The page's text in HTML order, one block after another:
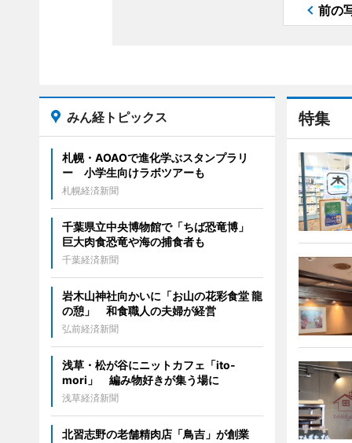
前の
特集
みん経トピックス
札幌・AOAOで進化学ぶスタンプラリ
ー 小学生向けラボツアーも
札幌経済新聞
千葉県立中央博物館で「ちば恐竜博」
巨大肉食恐竜や海の捕食者も
千葉経済新聞
岩木山神社向かいに「お山の花彩食堂 龍
の憩」 和食職人の夫婦が経営
弘前経済新聞
浅草・松が谷にニットカフェ「ito-
mori」 編み物好きが集う場に
浅草経済新聞
北習志野の老舗精肉店「鳥吉」が創業